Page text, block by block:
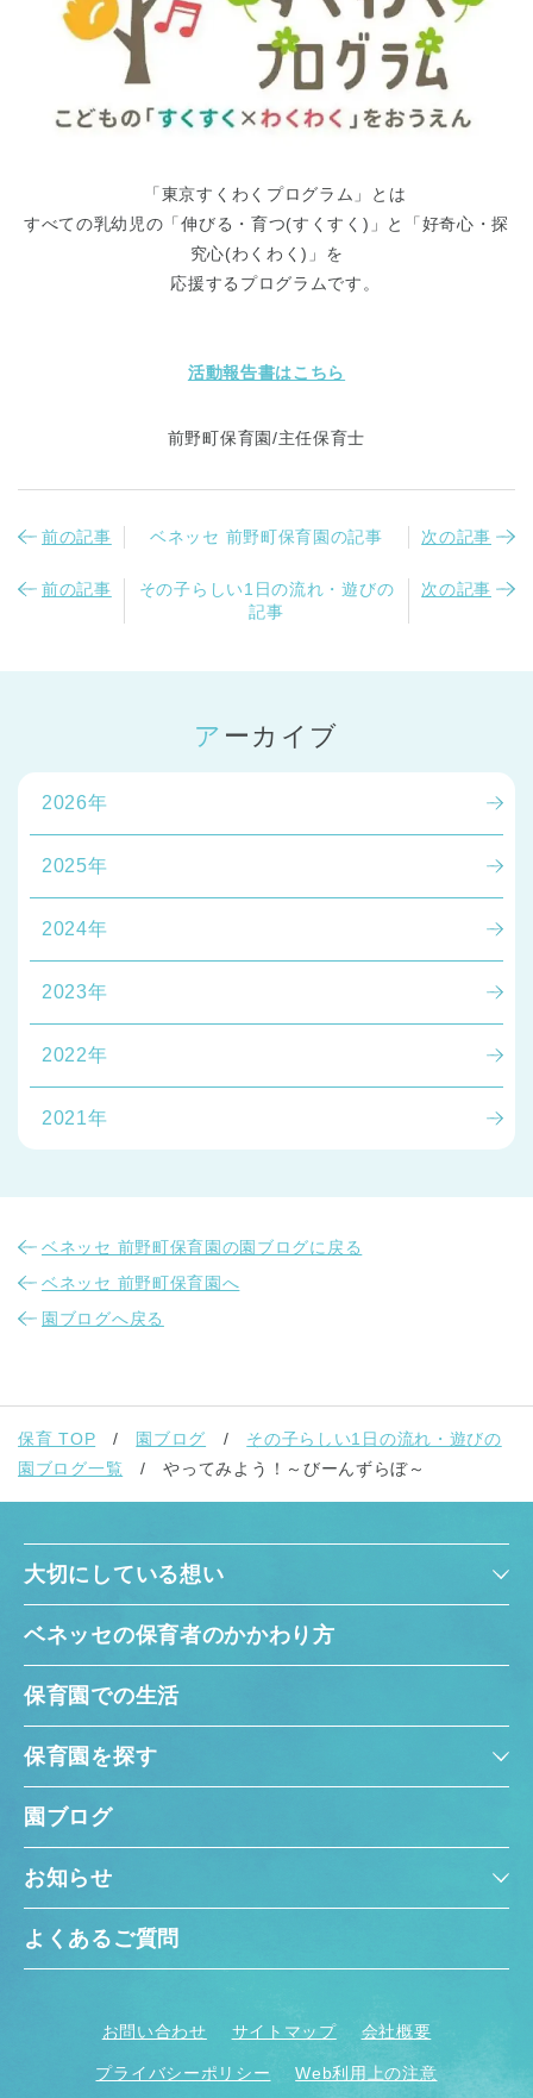
「東京すくわくプログラム」とは
すべての乳幼児の「伸びる・育つ(すくすく)」と「好奇心・探
究心(わくわく)」を
応援するプログラムです。
活動報告書はこちら
前野町保育園/主任保育士
前の記事 ベネッセ 前野町保育園の記事 次の記事
前の記事
その子らしい1日の流れ・遊びの
記事
次の記事
アーカイブ
2026年
2025年
2024年
2023年
2022年
2021年
ベネッセ 前野町保育園の園ブログに戻る
ベネッセ 前野町保育園へ
園ブログへ戻る
保育 TOP 園ブログ
その子らしい1日の流れ・遊びの
園ブログ一覧
やってみよう！～びーんずらぼ～
大切にしている想い
ベネッセの保育者のかかわり方
保育園での生活
保育園を探す
園ブログ
お知らせ
よくあるご質問
お問い合わせ サイトマップ 会社概要
プライバシーポリシー Web利用上の注意